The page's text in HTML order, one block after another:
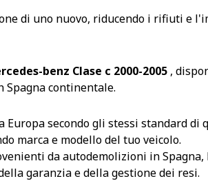
di uno nuovo, riducendo i rifiuti e
benz Clase c 2000-2005 ,
Spagna continentale.
secondo gli stessi standard
marca e modello del tuo veicolo.
da autodemolizioni in Spagna,
garanzia e della gestione dei resi.